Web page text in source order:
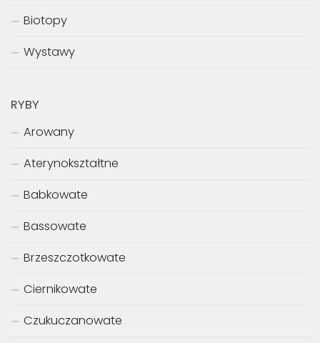
Biotopy
Wystawy
RYBY
Arowany
Aterynokształtne
Babkowate
Bassowate
Brzeszczotkowate
Ciernikowate
Czukuczanowate